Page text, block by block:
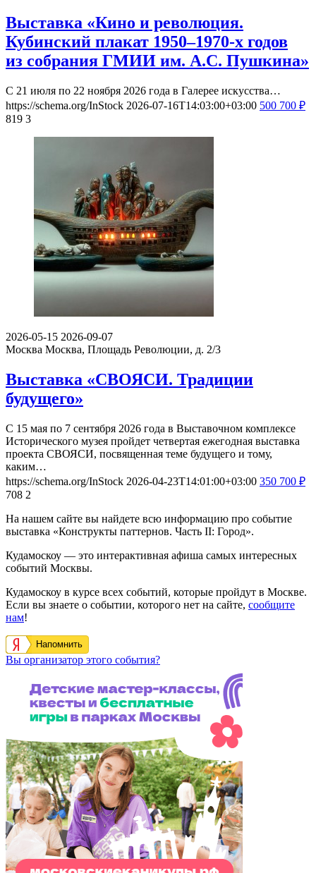
Выставка «Кино и революция.
Кубинский плакат 1950–1970-х годов
из собрания ГМИИ им. А.С. Пушкина»
С 21 июля по 22 ноября 2026 года в Галерее искусства…
https://schema.org/InStock 2026-07-16T14:03:00+03:00 500 700 ₽
819 3
2026-05-15 2026-09-07
Москва Москва, Площадь Революции, д. 2/3
Выставка «СВОЯСИ. Традиции
будущего»
С 15 мая по 7 сентября 2026 года в Выставочном комплексе
Исторического музея пройдет четвертая ежегодная выставка
проекта СВОЯСИ, посвященная теме будущего и тому,
каким…
https://schema.org/InStock 2026-04-23T14:01:00+03:00 350 700 ₽
708 2
На нашем сайте вы найдете всю информацию про событие
выставка «Конструкты паттернов. Часть II: Город».
Кудамоскоу — это интерактивная афиша самых интересных
событий Москвы.
Кудамоскоу в курсе всех событий, которые пройдут в Москве.
Если вы знаете о событии, которого нет на сайте, сообщите
нам!
Напомнить
Вы организатор этого события?